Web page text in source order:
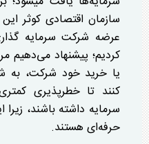
سازمان اقتصادی کوثر
عرضه شرکت سرمایه
کردیم؛ پیشنهاد می‌دهیم
یا خرید خود شرکت، به
کنند تا خطرپذیری
سرمایه داشته باشند،
حرفه‌ای هستند.